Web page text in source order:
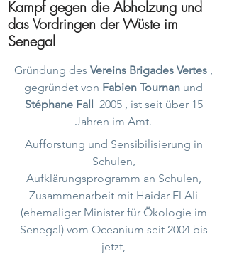
Kampf gegen die Abholzung und
das Vordringen der Wüste im
Senegal
Gründung des Vereins Brigades Vertes ,
gegründet von Fabien Tournan und
Stéphane Fall 2005, ist seit über 15
Jahren im Amt.
Aufforstung und Sensibilisierung in
Schulen,
Aufklärungsprogramm an Schulen,
Zusammenarbeit mit Haidar El Ali
(ehemaliger Minister für Ökologie im
Senegal) vom Oceanium seit 2004 bis
jetzt,